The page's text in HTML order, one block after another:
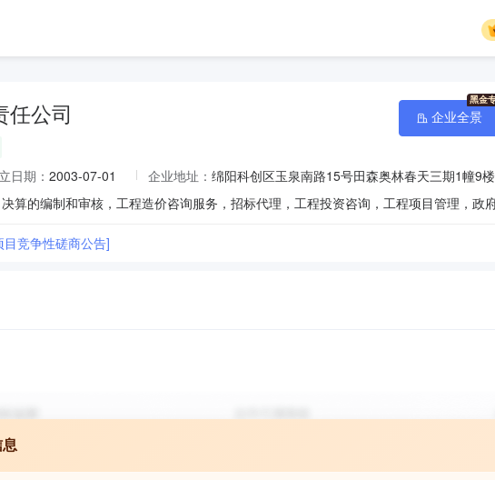
任公司
日期： 2003-07-01 企业地址： 绵阳科创区玉泉南路15号田森奥林春天三期1幢9楼
竞争性磋商公告]
企业全景